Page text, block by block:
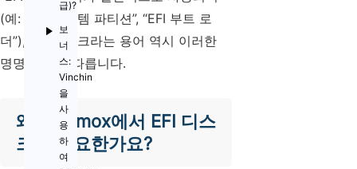
급)?
보
너
스:
Vinchin
을
사
용
하
여
(예: “EFI 시스템 파티션”, “EFI 부트 로
더”), EFI 디스크라는 용어 역시 이러한
명명 규칙을 따릅니다.
왜 Proxmox에서 EFI 디스
크가 필요한가요?